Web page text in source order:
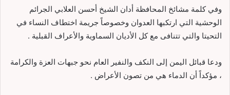
وفي كلمة مشائخ المحافظة أدان الشيخ أحسن العلابي الجرائم
الوحشية التي ارتكبها العدوان وخصوصاً جريمة اختطاف النساء في
التحيتا والتي تتنافى مع كل الأديان السماوية والأعراف القبلية .
ودعا قبائل اليمن إلى النكف والنفير العام نحو جبهات العزة والكرامة
، مؤكداً أن الدماء هي من تصون الأعراض .